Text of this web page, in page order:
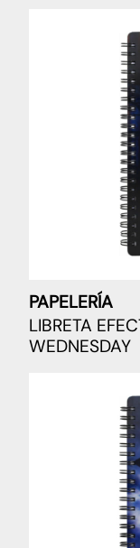
PAPELERÍA
LIBRETA
WEDNESDAY